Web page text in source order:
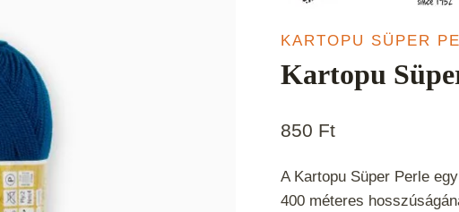
KARTOPU SÜPER
Kartopu
850 Ft
A Kartopu Süper Perle
400 méteres